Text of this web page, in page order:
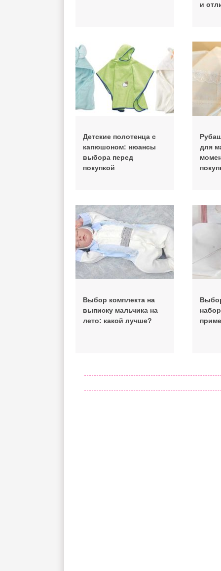
и
Детские полотенца с
капюшоном: нюансы
выбора перед
покупкой
для
Выбор комплекта на
выписку мальчика на
лето: какой лучше?